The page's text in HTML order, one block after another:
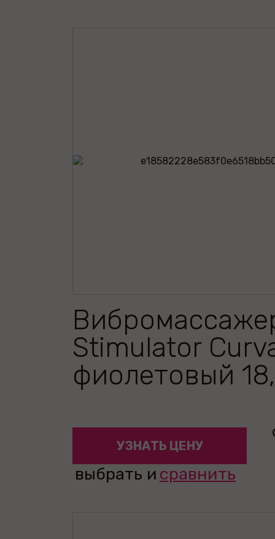
Stimulator
фиолетовый
УЗНАТЬ ЦЕНУ
выбрать и сравнить